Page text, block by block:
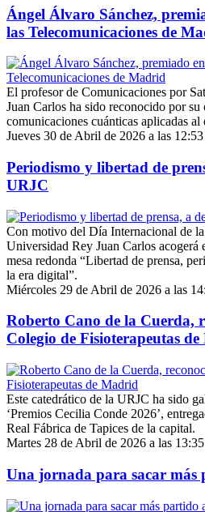
Ángel Álvaro Sánchez,
las Telecomunicaciones de
El profesor de Comunicaciones por
Juan Carlos ha sido reconocido por
comunicaciones cuánticas aplicadas al
Jueves 30 de Abril de 2026 a las 12:53
Periodismo y libertad de
URJC
Con motivo del Día Internacional de
Universidad Rey Juan Carlos acogerá
mesa redonda “Libertad de prensa,
la era digital”.
Miércoles 29 de Abril de 2026 a las
Roberto Cano de la Cuerda,
Colegio de Fisioterapeutas
Este catedrático de la URJC ha sido
‘Premios Cecilia Conde 2026’,
Real Fábrica de Tapices de la capital.
Martes 28 de Abril de 2026 a las 13:35
Una jornada para sacar más